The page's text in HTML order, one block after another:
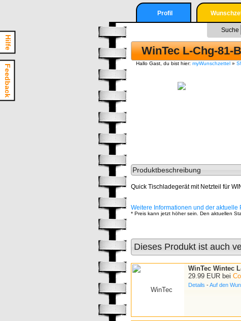
Hilfe
Feedback
Profil
Registrieren
Nur
User können
erstellen
Login
Suche
WinTec L-Chg-81-
Hallo Gast, du bist hier: myWunschzettel»
Produktbeschreibung
Quick Tischladegerät mit Netzteil für
Weitere Informationen und der aktuelle
* Preis kann jetzt höher sein. Den aktuellen
Dieses Produkt ist auch
WinTec Wintec
29.99 EUR bei
Details -Auf den